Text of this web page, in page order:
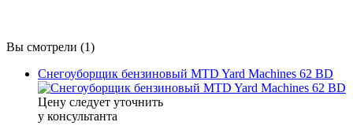
Вы смотрели (1)
Снегоуборщик бензиновый MTD Yard Machines 62 BD
Цену следует уточнить
у консультанта